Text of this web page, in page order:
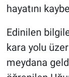
hayatını
Edinilen
kara yolu
meydana